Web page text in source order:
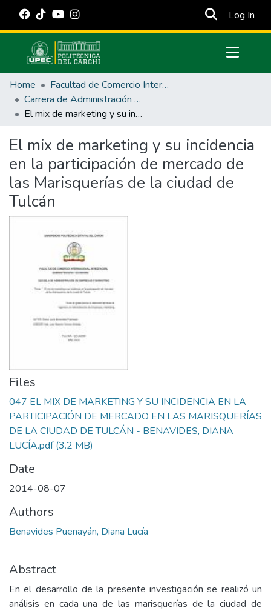
Log In
Communities & Collections
All of DSpace
Statistics
Estadísticas Externas
Manuales
Home
Facultad de Comercio Internacional, Integración, Administración y Economía Empresarial
Carrera de Administración de Empresas y Marketing
El mix de marketing y su incidencia en la participación de mercado de las Marisquerías de la ciudad de Tulcán
El mix de marketing y su incidencia
en la participación de mercado de
las Marisquerías de la ciudad de
Tulcán
Files
047 EL MIX DE MARKETING Y SU INCIDENCIA EN LA
PARTICIPACIÓN DE MERCADO EN LAS MARISQUERÍAS
DE LA CIUDAD DE TULCÁN - BENAVIDES, DIANA
LUCÍA.pdf(3.2 MB)
Date
2014-08-07
Authors
Benavides Puenayán, Diana Lucía
Abstract
En el desarrollo de la presente investigación se realizó un
análisis en cada una de las marisquerías de la ciudad de